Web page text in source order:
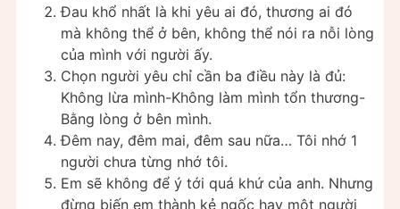
Đau khổ nhất là khi yêu ai đó, thương ai đó
mà không thể ở bên, không thể nói ra nỗi lòng
của mình với người ấy.
Chọn người yêu chỉ cần ba điều này là đủ:
Không lừa mình-Không làm mình tổn thương-
Bằng lòng ở bên mình.
Đêm nay, đêm mai, đêm sau nữa… Tôi nhớ 1
người chưa từng nhớ tôi.
Em sẽ không để ý tới quá khứ của anh. Nhưng
đừng biến em thành kẻ ngốc hay một người